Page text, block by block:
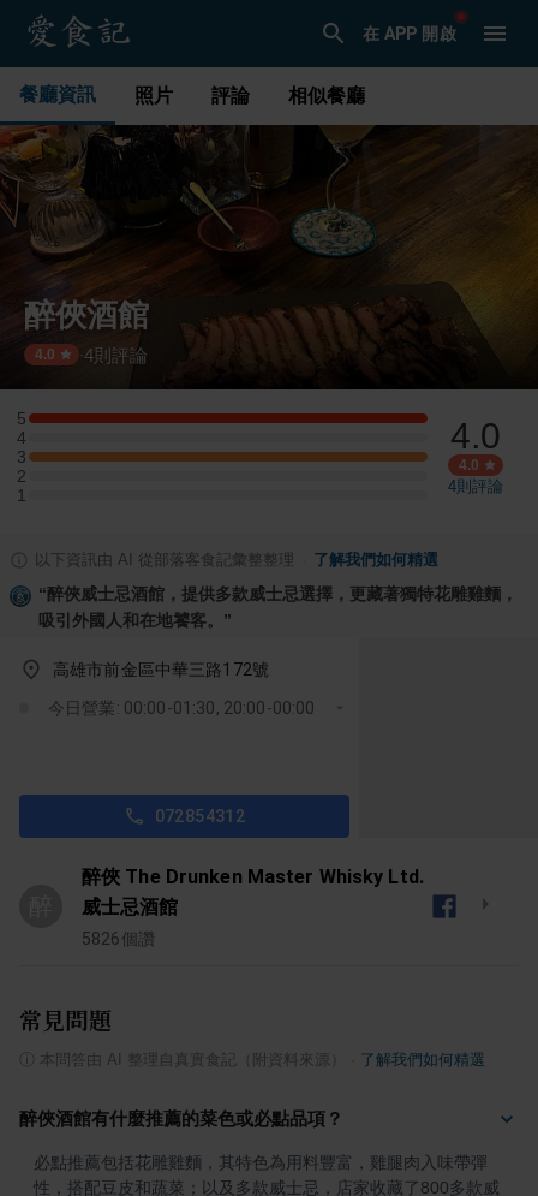
在 APP 開啟
餐廳資訊 照片 評論 相似餐廳
醉俠酒館
4.0 ·4則評論
5
5 星：1 則評論
4
4 星：0 則評論
3
3 星：1 則評論
2
2 星：0 則評論
1
1 星：0 則評論
4.0
4.0
4則評論
以下資訊由 AI 從部落客食記彙整整理 了解我們如何精選
“醉俠威士忌酒館，提供多款威士忌選擇，更藏著獨特花雕雞麵，
吸引外國人和在地饕客。 ”
高雄市前金區中華三路172號
今日營業: 00:00-01:30, 20:00-00:00
072854312
醉俠 The Drunken Master Whisky Ltd.
威士忌酒館
5826個讚
常見問題
本問答由 AI 整理自真實食記（附資料來源） 了解我們如何精選
醉俠酒館有什麼推薦的菜色或必點品項？
必點推薦包括花雕雞麵，其特色為用料豐富，雞腿肉入味帶彈
性，搭配豆皮和蔬菜；以及多款威士忌，店家收藏了800多款威